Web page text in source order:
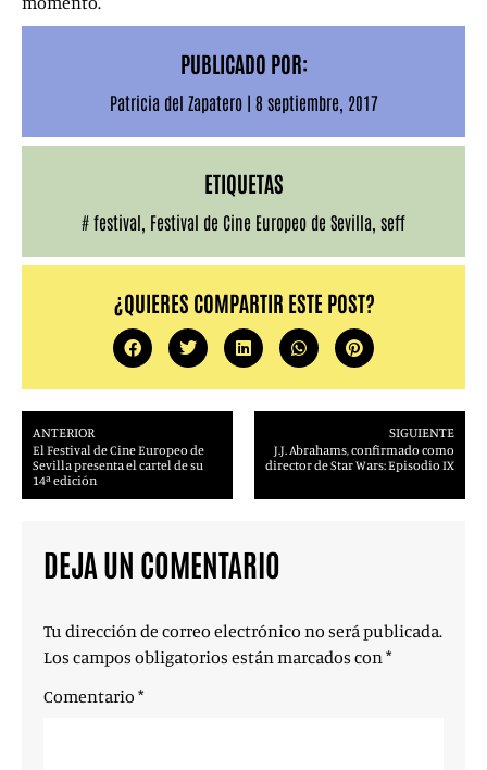
PUBLICADO POR:
Patricia del Zapatero | 8 septiembre, 2017
ETIQUETAS
# festival Festival de Cine Europeo de Sevilla seff
¿QUIERES COMPARTIR ESTE POST?
ANTERIOR
El Festival de Cine Europeo de
Sevilla presenta el cartel de su
14ª edición
SIGUIENTE
J.J. Abrahams, confirmado como
director de Star Wars: Episodio IX
DEJA UN COMENTARIO
Tu dirección de correo electrónico no será publicada.
Los campos obligatorios están marcados con*
Comentario *